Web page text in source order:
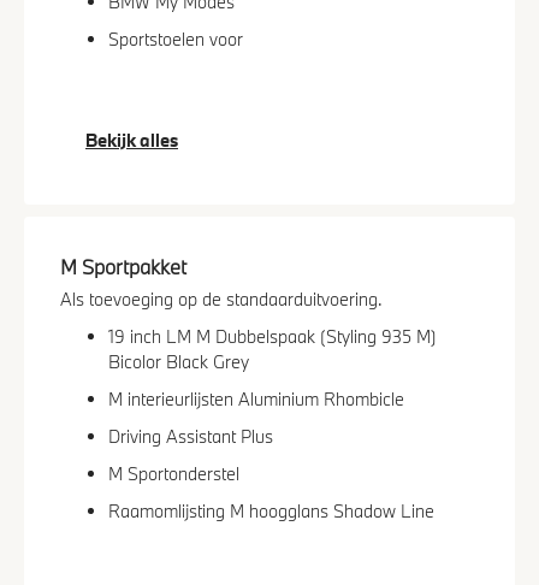
Sportstoelen voor
Bekijk alles
M Sportpakket
Als toevoeging op de standaarduitvoering.
19 inch LM M Dubbelspaak (Styling 935 M)
Bicolor Black Grey
M interieurlijsten Aluminium Rhombicle
Driving Assistant Plus
M Sportonderstel
Raamomlijsting M hoogglans Shadow Line